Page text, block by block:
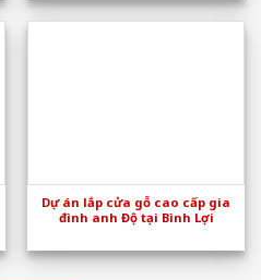
Dự án lắp cửa gỗ cao cấp gia
đình anh Độ tại Bình Lợi